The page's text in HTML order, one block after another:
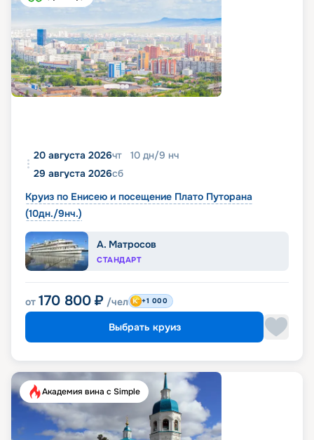
20 августа 2026чт 10 дн/9 нч
29 августа 2026сб
Круиз по Енисею и посещение Плато Путорана
(10дн./9нч.)
А. Матросов
СТАНДАРТ
от 170 800 ₽ /чел +1 000
Выбрать круиз
Академия вина с Simple